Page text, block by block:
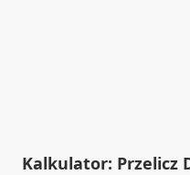
Kalkulator: Przelicz